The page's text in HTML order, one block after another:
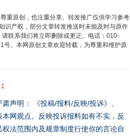
重原创，也注重分享。转发推广仅供学习参考
识产权，部分文章转发推送时未能及时与原作
联系我们将立即删除或更正。电话：010-
。本网原创文章欢迎转载，为尊重和维护原
声明： 《投稿/报料/反映/投诉》、
网观点。反映投诉报料如有不实，反
法范围内及规章制度行使你的言论自